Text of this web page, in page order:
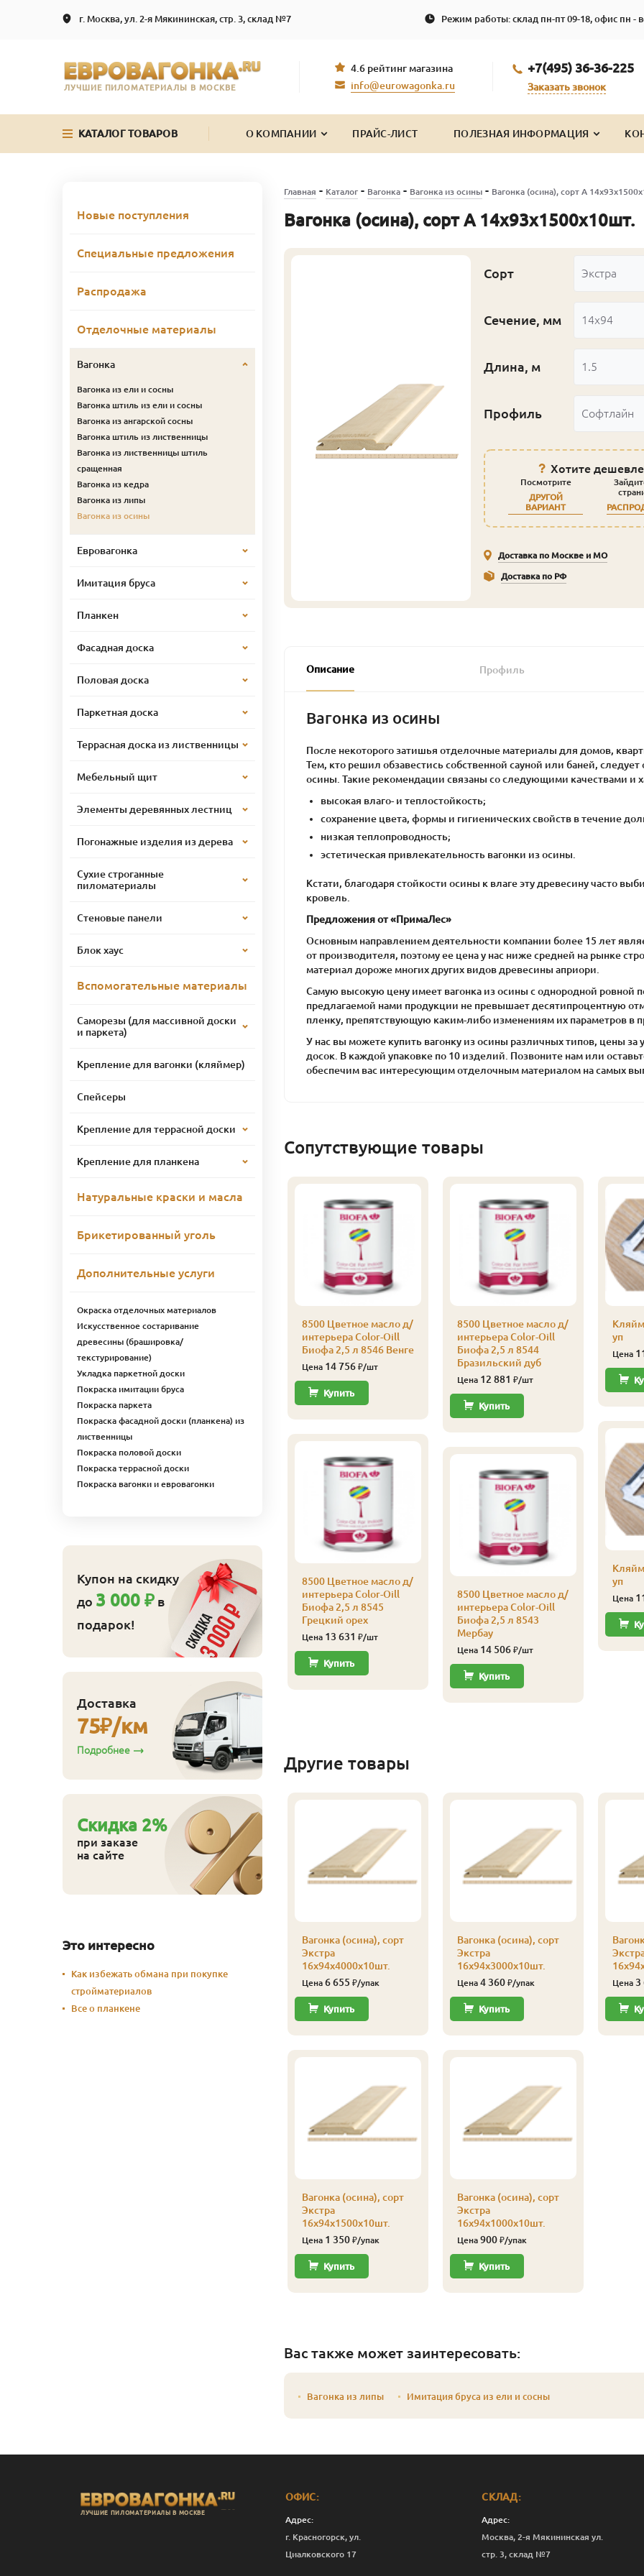
г. Москва, ул. 2-я Мякининская, стр. 3, склад №7 Режим работы: склад пн-пт 09-18, офис пн -
ЛУЧШИЕ ПИЛОМАТЕРИАЛЫ В МОСКВЕ
4.6 рейтинг магазина
info@eurowagonka.ru
+7(495) 36-36-225
Заказать звонок
КАТАЛОГ ТОВАРОВ О КОМПАНИИ ПРАЙС-ЛИСТ ПОЛЕЗНАЯ ИНФОРМАЦИЯ
Главная - Каталог- Вагонка- Вагонка из осины- Вагонка (осина), сорт А
Вагонка (осина), сорт А 14х93х1500х10шт.
Сорт Экстра
Сечение, мм 14x94
Длина, м 1.5
Профиль Софтлайн
Хотите
Посмотрите
ДРУГОЙ
ВАРИАНТ
Доставка по Москве и МО
Доставка по РФ
Описание Профиль
Вагонка из осины
После некоторого затишья отделочные материалы для домов,
Тем, кто решил обзавестись собственной сауной или баней,
осины. Такие рекомендации связаны со следующими качествами и
высокая влаго- и теплостойкость;
сохранение цвета, формы и гигиенических свойств в течение
низкая теплопроводность;
эстетическая привлекательность вагонки из осины.
Кстати, благодаря стойкости осины к влаге эту древесину часто
кровель.
Предложения от «ПримаЛес»
Основным направлением деятельности компании более 15 лет
от производителя, поэтому ее цена у нас ниже средней на рынке
материал дороже многих других видов древесины априори.
Самую высокую цену имеет вагонка из осины с однородной ровной
предлагаемой нами продукции не превышает десятипроцентную
пленку, препятствующую каким-либо изменениям их параметров в
У нас вы можете купить вагонку из осины различных типов, цены за
досок. В каждой упаковке по 10 изделий. Позвоните нам или
обеспечим вас интересующим отделочным материалом на самых
Сопутствующие товары
Цветное масло д/
Кляймер № 4 100 шт/
Цена
Кляймер № 4
усиленный 150 шт/уп
Цена ₽/упак
Купить
8500 Цветное масло д/
интерьера Color-Oill
Биофа 2,5 л 8546 Венге
Цена 14 756₽/шт
Купить
8500 Цветное масло д/
интерьера Color-Oill
Биофа 2,5 л 8545
Грецкий орех
Цена 13 631 ₽/шт
Купить
8500 Цветное масло д/
интерьера Color-Oill
Биофа 2,5 л 8544
Бразильский дуб
Цена 12 881 ₽/шт
Купить
8500 Цветное масло д/
интерьера Color-Oill
Биофа 2,5 л 8543
Мербау
Цена 14 506₽/шт
Купить
уп
Цена
уп
Цена
Другие товары
Вагонка (осина), сорт
Экстра
16х94х4000х10шт.
Цена 6 655 ₽/упак
Купить
Вагонка (осина), сорт
Экстра
16х94х1500х10шт.
Цена 1 350₽/упак
Купить
Вагонка (осина), сорт
Экстра
16х94х3000х10шт.
Цена 4 360₽/упак
Купить
Вагонка (осина), сорт
Экстра
16х94х1000х10шт.
Цена 900₽/упак
Купить
Цена 3
Вас также может заинтересовать:
Вагонка из липы Имитация бруса из ели и сосны
Новые поступления
Специальные предложения
Распродажа
Отделочные материалы
Вагонка
Вагонка из ели и сосны
Вагонка штиль из ели и сосны
Вагонка из ангарской сосны
Вагонка штиль из лиственницы
Вагонка из лиственницы штиль
сращенная
Вагонка из кедра
Вагонка из липы
Вагонка из осины
Евровагонка
Имитация бруса
Планкен
Фасадная доска
Половая доска
Паркетная доска
Террасная доска из лиственницы
Мебельный щит
Элементы деревянных лестниц
Погонажные изделия из дерева
Сухие строганные
пиломатериалы
Стеновые панели
Блок хаус
Вспомогательные материалы
Саморезы (для массивной доски
и паркета)
Крепление для вагонки (кляймер)
Спейсеры
Крепление для террасной доски
Крепление для планкена
Натуральные краски и масла
Брикетированный уголь
Дополнительные услуги
Окраска отделочных материалов
Искусственное состаривание
древесины (брашировка/
текстурирование)
Укладка паркетной доски
Покраска имитации бруса
Покраска паркета
Покраска фасадной доски (планкена) из
лиственницы
Покраска половой доски
Покраска террасной доски
Покраска вагонки и евровагонки
Купон на скидку
до 3 000 ₽ в
подарок!
Доставка
75₽/км
Подробнее
Cкидка 2%
при заказе
на сайте
Это интересно
Как избежать обмана при покупке
стройматериалов
Все о планкене
ЛУЧШИЕ ПИЛОМАТЕРИАЛЫ В МОСКВЕ
ОФИС:
Адрес:
г. Красногорск, ул.
Циалковского 17
СКЛАД:
Адрес:
Москва, 2-я Мякининская ул.
стр. 3, склад №7